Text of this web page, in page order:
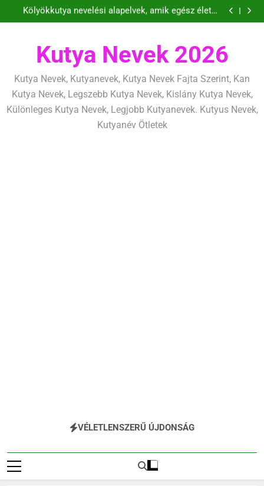
a
szólnak
Kölyökkutya lefárasztása: mentálisan és fizikailag
Kölyökkutya és határok: szeretettel, de
Kölyökkutya nevelési alapelvek, amik egész életre
szólnak
Kölyökkutya lefárasztása: mentálisan és fizikailag
Kölyökkutya és határok: szeretettel, de
következetesen
Kutya Nevek 2026
Kutya Nevek, Kutyanevek, Kutya Nevek Fajta Szerint, Kan
Kutya Nevek, Legszebb Kutya Nevek, Kislány Kutya Nevek,
Különleges Kutya Nevek, Legjobb Kutyanevek. Kutyus Nevek,
Kutyanév Ötletek
VÉLETLENSZERŰ ÚJDONSÁG